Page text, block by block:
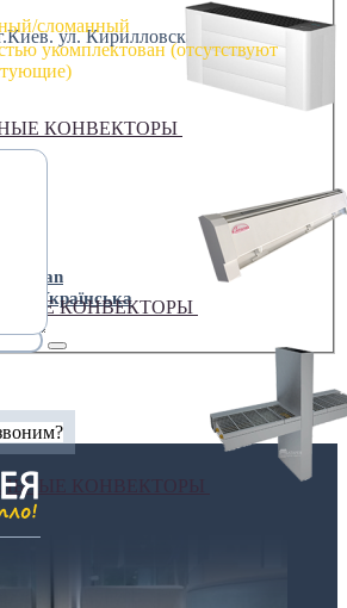
ул. Кирилловская,160А
Russian
Українська
КОНВЕКТОРЫ
КОНВЕКТОРЫ
КОНВЕКТОРЫ
сломанный